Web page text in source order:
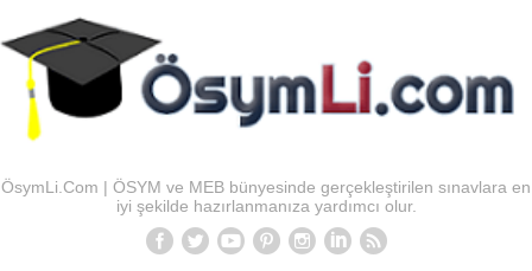
ÖsymLi.Com | ÖSYM ve MEB bünyesinde gerçekleştirilen sınavlara en
iyi şekilde hazırlanmanıza yardımcı olur.